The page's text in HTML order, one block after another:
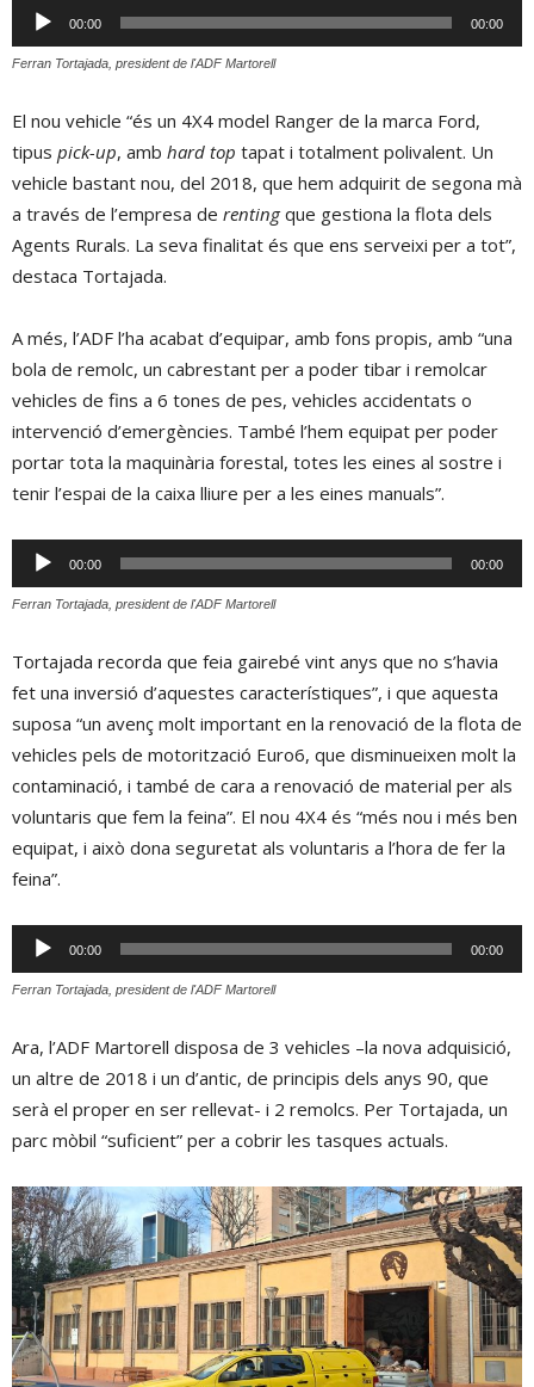
Reproductor
d'àudio
00:00 00:00
Ferran Tortajada, president de l'ADF Martorell
El nou vehicle “és un 4X4 model Ranger de la marca Ford,
tipus pick-up, amb hard top tapat i totalment polivalent. Un
vehicle bastant nou, del 2018, que hem adquirit de segona mà
a través de l’empresa de rentingque gestiona la flota dels
Agents Rurals. La seva finalitat és que ens serveixi per a tot”,
destaca Tortajada.
A més, l’ADF l’ha acabat d’equipar, amb fons propis, amb “una
bola de remolc, un cabrestant per a poder tibar i remolcar
vehicles de fins a 6 tones de pes, vehicles accidentats o
intervenció d’emergències. També l’hem equipat per poder
portar tota la maquinària forestal, totes les eines al sostre i
tenir l’espai de la caixa lliure per a les eines manuals”.
Reproductor
d'àudio
00:00 00:00
Ferran Tortajada, president de l'ADF Martorell
Tortajada recorda que feia gairebé vint anys que no s’havia
fet una inversió d’aquestes característiques”, i que aquesta
suposa “un avenç molt important en la renovació de la flota de
vehicles pels de motorització Euro6, que disminueixen molt la
contaminació, i també de cara a renovació de material per als
voluntaris que fem la feina”. El nou 4X4 és “més nou i més ben
equipat, i això dona seguretat als voluntaris a l’hora de fer la
feina”.
Reproductor
d'àudio
00:00 00:00
Ferran Tortajada, president de l'ADF Martorell
Ara, l’ADF Martorell disposa de 3 vehicles –la nova adquisició,
un altre de 2018 i un d’antic, de principis dels anys 90, que
serà el proper en ser rellevat- i 2 remolcs. Per Tortajada, un
parc mòbil “suficient” per a cobrir les tasques actuals.